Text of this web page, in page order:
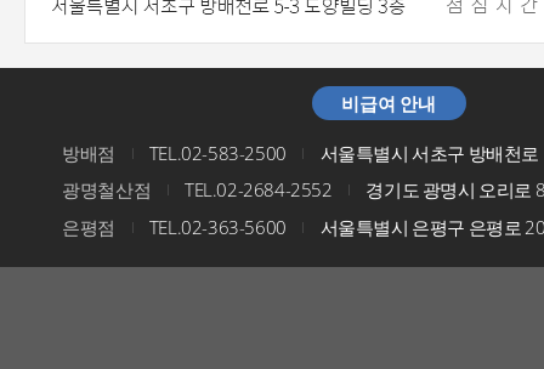
비급여 안내
방배점 I TEL.02-583-2500 I
서울특별시 서초구 방배천
광명철산점
I TEL.02-2684-2552 I
경기도 광명시 오리로
은평점
I TEL.02-363-5600 I 서울특별시 은평구 은평로